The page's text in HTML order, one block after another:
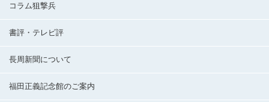
コラム狙撃兵
書評・テレビ評
長周新聞について
福田正義記念館のご案内